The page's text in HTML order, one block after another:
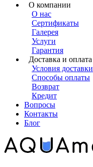
О компании
О нас
Сертификаты
Галерея
Услуги
Гарантия
Доставка и оплата
Условия доставки
Способы оплаты
Возврат
Кредит
Вопросы
Контакты
Блог